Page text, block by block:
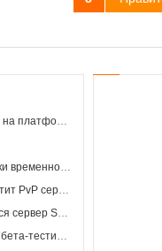
[Обслуживание] Технические работы на платформе MMO Network
[Обслуживание] Работа техподдержки временно приостановлена для обновления сервиса
[Soul Worker RU] MMO Network запустит PvP сервер по игре «Фантазиум: Войны фракций»
[Soul Worker RU] Как разрабатывается сервер Soul Worker на примере комнаты
[Soul Worker RU] Перенос закрытого бета-тестирования Soul Worker RU на 2020 год